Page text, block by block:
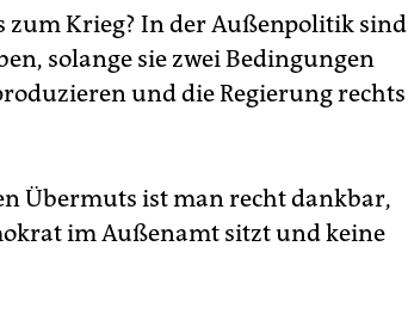
zum Krieg? In der Außenpolitik sind
solange sie zwei Bedingungen
und die Regierung rechts
Übermuts ist man recht dankbar,
im Außenamt sitzt und keine